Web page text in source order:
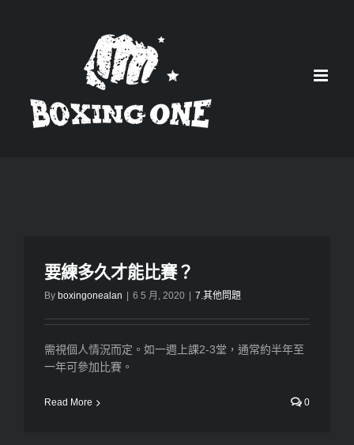
要練多久才能比賽？
By boxingonealan 6 5 月, 2020 7.其他問題
需視個人情況而定。如一週上課2-3堂，通常約半年至
一年可參加比賽。
Read More 0